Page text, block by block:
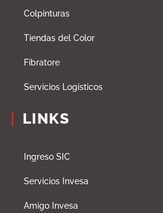
Colpinturas
Tiendas del Color
Fibratore
Servicios Logísticos
LINKS
Ingreso SIC
Servicios Invesa
Amigo Invesa